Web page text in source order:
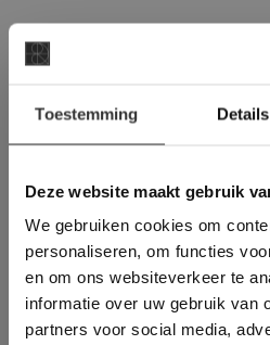
Toestemming Details
Deze website maakt gebruik
We gebruiken cookies om
personaliseren, om functies
en om ons websiteverkeer te
informatie over uw gebruik van
partners voor social media,
Vraag
vrijblijvende
Een offerte
Heuvel & van Duuren
denken met u mee,
basis van het
een prijs voor het
te
Deze
gebruik van
This Cookie Banner was
longer working. Please
Deze website gebruikt
gebruikerservaring te
gebruik te maken van
toestemming voor
overeenstemming met